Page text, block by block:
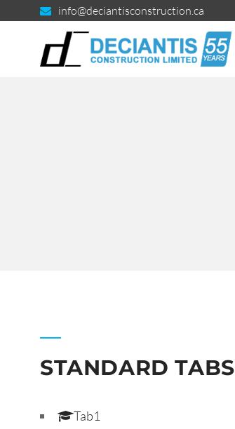
info@deciantisconstruction.ca
STANDARD TABS
Tab1